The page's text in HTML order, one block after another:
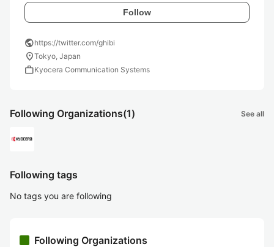
Follow
publichttps://twitter.com/ghibi
location_onTokyo, Japan
workKyocera Communication Systems
Following Organizations(1) See all
Following tags
No tags you are following
Following Organizations